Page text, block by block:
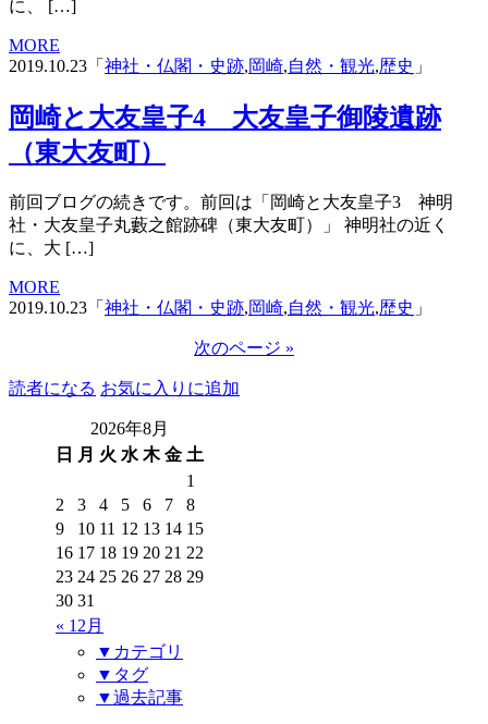
に、 […]
MORE
2019.10.23「 神社・仏閣・史跡,岡崎,自然・観光,歴史 」
岡崎と大友皇子4 大友皇子御陵遺跡
（東大友町）
前回ブログの続きです。前回は「岡崎と大友皇子3 神明
社・大友皇子丸藪之館跡碑（東大友町）」 神明社の近く
に、大 […]
MORE
2019.10.23「 神社・仏閣・史跡,岡崎,自然・観光,歴史 」
次のページ »
読者になる お気に入りに追加
2026年8月
日
月 火 水 木 金 土
« 12月
1
2
3 4 5 6 7
8
9
10 11 12 13 14 15
16 17 18 19 20 21 22
23 24 25 26 27 28 29
30 31
▼カテゴリ
▼タグ
▼過去記事